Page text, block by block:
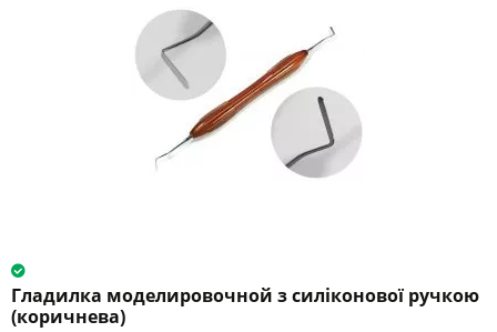
Гладилка моделировочной з силіконової ручкою
(коричнева)